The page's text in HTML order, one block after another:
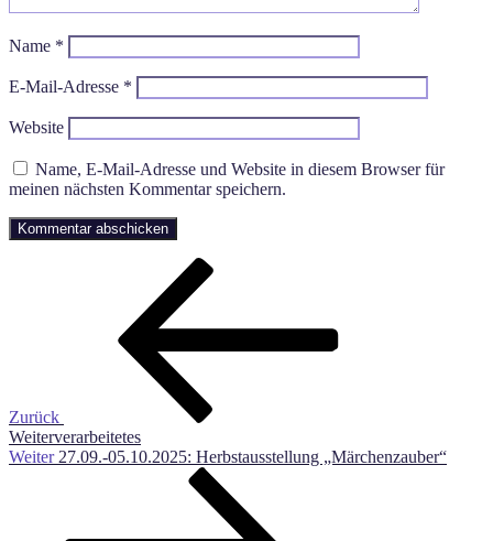
Name *
E-Mail-Adresse *
Website
Name, E-Mail-Adresse und Website in diesem Browser für
meinen nächsten Kommentar speichern.
Beitragsnavigation
Zurück
Weiterverarbeitetes
Nächster
Weiter 27.09.-05.10.2025: Herbstausstellung „Märchenzauber“